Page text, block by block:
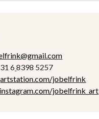
68398 5257
artstation.com/jobelfrink
instagram.com/jobelfrink_art